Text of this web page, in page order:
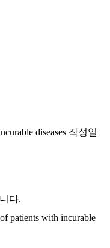
diseases 작성일
다.
patients with incurable